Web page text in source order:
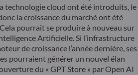
technologie cloud ont été introduits, le
la croissance du marché ont été
pourrait se produire à nouveau sur
Artificielle. Si l’infrastructure
de croissance l’année dernière, ses
pourraient générer un nouvel élan
du « GPT Store » par Open AI